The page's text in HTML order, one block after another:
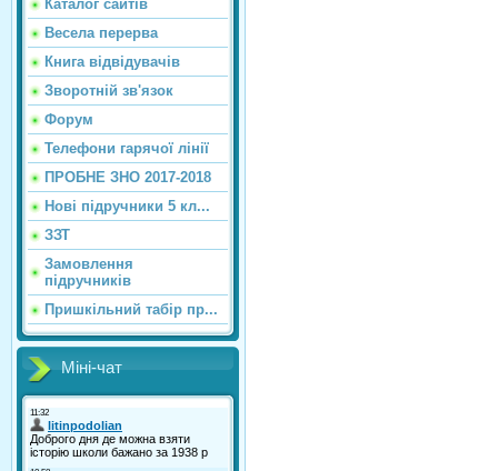
Каталог сайтiв
Весела перерва
Книга відвідувачів
Зворотній зв'язок
Форум
Телефони гарячої лінії
ПРОБНЕ ЗНО 2017-2018
Нові підручники 5 кл...
ЗЗТ
Замовлення
підручників
Пришкільний табір пр...
Міні-чат